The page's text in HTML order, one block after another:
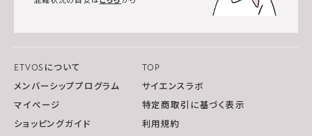
ETVOSについて
TOP
メンバーシッププログラム
サイエンスラボ
マイページ
特定商取引に基づく表示
ショッピングガイド
利用規約